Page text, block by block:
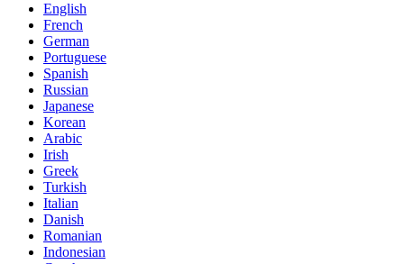
English
French
German
Portuguese
Spanish
Russian
Japanese
Korean
Arabic
Irish
Greek
Turkish
Italian
Danish
Romanian
Indonesian